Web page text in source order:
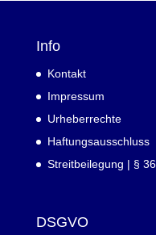
Info
Kontakt
Impressum
Urheberrechte
Haftungsausschluss
Streitbeilegung | §
DSGVO